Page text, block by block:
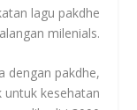
lagu pakdhe
milenials.
dengan pakdhe,
kesehatan